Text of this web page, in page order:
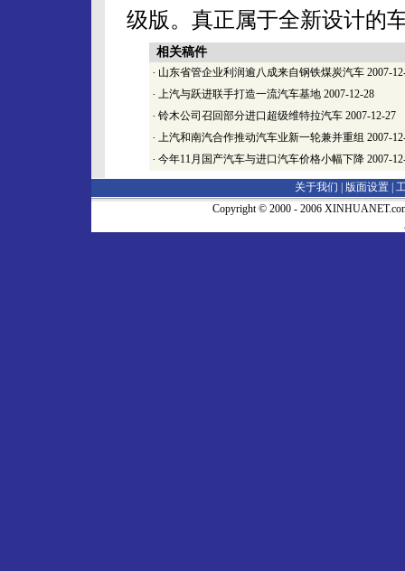
级版。真正属于全新设计的
相关稿件
· 山东省管企业利润逾八成来自钢铁煤炭汽车 2007-
· 上汽与跃进联手打造一流汽车基地 2007-12-28
· 铃木公司召回部分进口超级维特拉汽车 2007-12-27
· 上汽和南汽合作推动汽车业新一轮兼并重组 2007-
· 今年11月国产汽车与进口汽车价格小幅下降 2007-
关于我们 | 版面设置
Copyright © 2000 - 2006